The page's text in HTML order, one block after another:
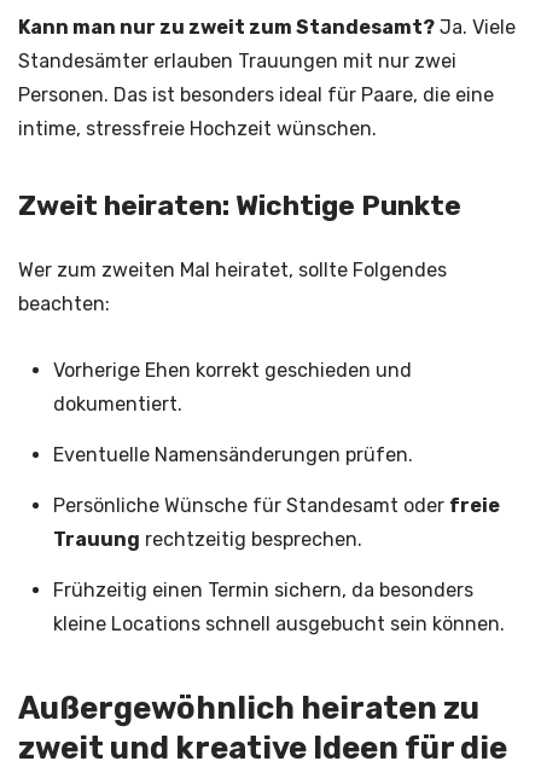
Kann man nur zu zweit zum Standesamt? Ja. Viele
Standesämter erlauben Trauungen mit nur zwei
Personen. Das ist besonders ideal für Paare, die eine
intime, stressfreie Hochzeit wünschen.
Zweit heiraten: Wichtige Punkte
Wer zum zweiten Mal heiratet, sollte Folgendes
beachten:
Vorherige Ehen korrekt geschieden und
dokumentiert.
Eventuelle Namensänderungen prüfen.
Persönliche Wünsche für Standesamt oder freie
Trauung rechtzeitig besprechen.
Frühzeitig einen Termin sichern, da besonders
kleine Locations schnell ausgebucht sein können.
Außergewöhnlich heiraten zu
zweit und kreative Ideen für die